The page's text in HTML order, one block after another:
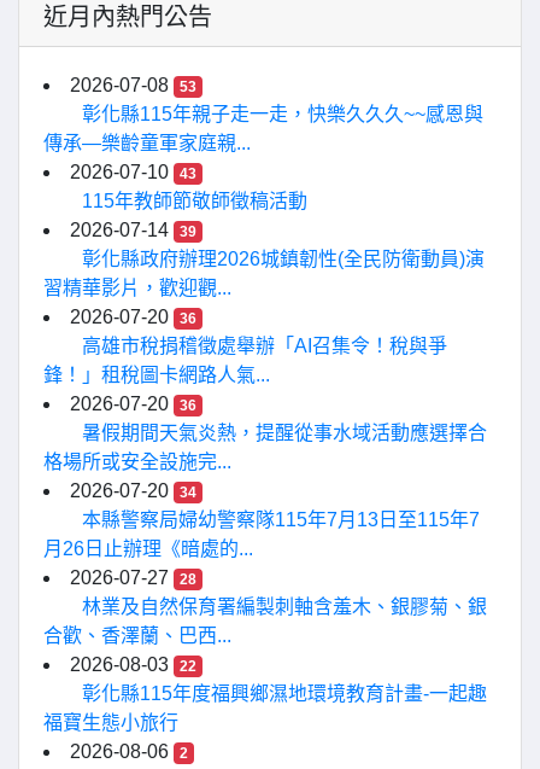
近月內熱門公告
2026-07-08 53
彰化縣115年親子走一走，快樂久久久~~感恩與
傳承—樂齡童軍家庭親...
2026-07-10
43
115年教師節敬師徵稿活動
2026-07-14
39
彰化縣政府辦理2026城鎮韌性(全民防衛動員)演
習精華影片，歡迎觀...
2026-07-20
36
高雄市稅捐稽徵處舉辦「AI召集令！稅與爭
鋒！」租稅圖卡網路人氣...
2026-07-20
36
暑假期間天氣炎熱，提醒從事水域活動應選擇合
格場所或安全設施完...
2026-07-20
34
本縣警察局婦幼警察隊115年7月13日至115年7
月26日止辦理《暗處的...
2026-07-27
28
林業及自然保育署編製刺軸含羞木、銀膠菊、銀
合歡、香澤蘭、巴西...
2026-08-03
22
彰化縣115年度福興鄉濕地環境教育計畫-一起趣
福寶生態小旅行
2026-08-06
2